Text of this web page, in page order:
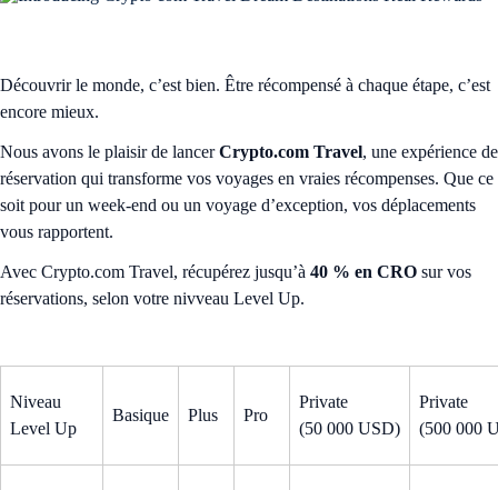
Découvrir le monde, c’est bien. Être récompensé à chaque étape, c’est
encore mieux.
Nous avons le plaisir de lancerCrypto.com Travel, une expérience de
réservation qui transforme vos voyages en vraies récompenses. Que ce
soit pour un week-end ou un voyage d’exception, vos déplacements
vous rapportent.
Avec Crypto.com Travel, récupérez jusqu’à 40 % en CRO sur vos
réservations, selon votre nivveau Level Up.
Niveau
Level Up
Basique Plus Pro
Private
(50 000 USD)
Private
(500 000